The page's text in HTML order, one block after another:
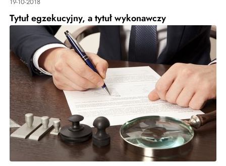
19-10-2018
Tytuł egzekucyjny, a tytuł wykonawczy